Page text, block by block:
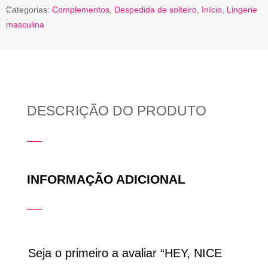
Categorias: Complementos Despedida de solteiro Início Lingerie
masculina
DESCRIÇÃO DO PRODUTO
INFORMAÇÃO ADICIONAL
Seja o primeiro a avaliar “HEY, NICE